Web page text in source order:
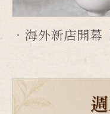
海外新店開幕